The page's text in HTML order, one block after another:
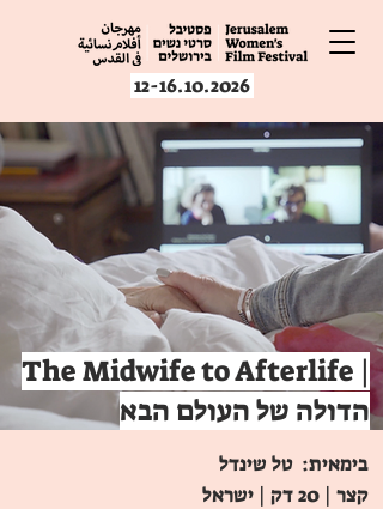
12-16.10.2026
The Midwife to Afterlife |
הדולה של העולם הבא
טל שינדל בימאית:
קצר | 20 דק | ישראל